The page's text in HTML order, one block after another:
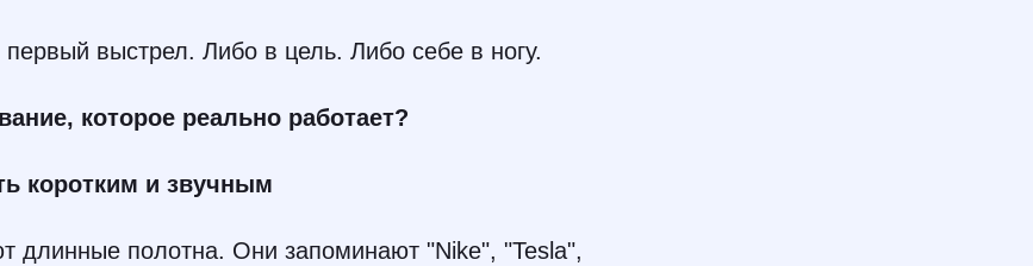
выстрел. Либо в цель. Либо себе в ногу.
которое реально работает?
коротким и звучным
длинные полотна. Они запоминают "Nike", "Tesla",